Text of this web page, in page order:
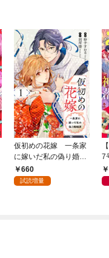
仮初めの花嫁 一条家
に嫁いだ私の偽り婚姻
譚【おまけ描き下ろし
付き】 1巻
660
試読増量
7